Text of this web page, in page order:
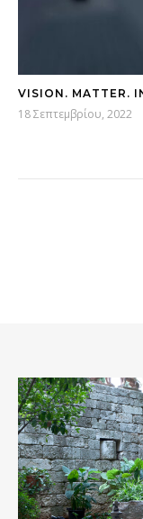
VISION. MATTER.
18 Σεπτεμβρίου, 2022